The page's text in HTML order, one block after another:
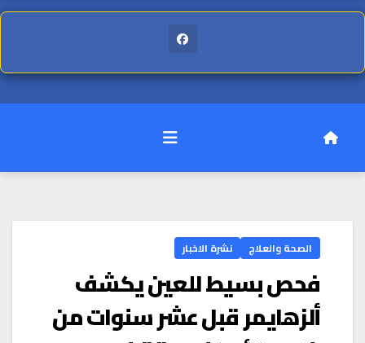
الصحة والعلاج نشرة الاخبار
فحص بسيط للعين يكشف
ألزهايمر قبل عشر سنوات من